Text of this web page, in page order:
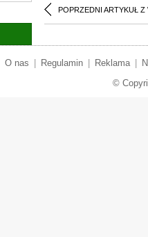
POPRZEDNI ARTYKUŁ Z
O nas Regulamin Reklama
©